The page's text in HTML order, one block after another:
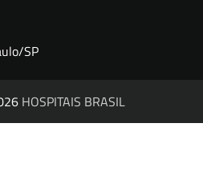
SP
HOSPITAIS BRASIL